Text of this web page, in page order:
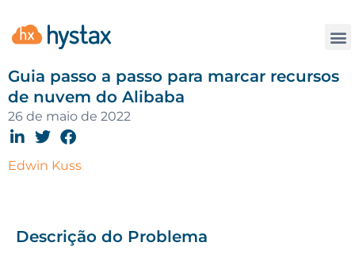
Guia passo a passo para marcar recursos
de nuvem do Alibaba
26 de maio de 2022
Edwin Kuss
Descrição do Problema